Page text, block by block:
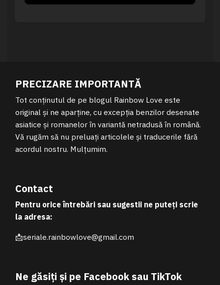
PRECIZARE IMPORTANTĂ
Tot conținutul de pe blogul Rainbow Love este
original și ne aparține, cu excepția benzilor desenate
asiatice și romanelor în variantă netradusă în română.
Vă rugăm să nu preluați articolele și traducerile fără
acordul nostru. Mulțumim.
Contact
Pentru orice întrebări sau sugestii ne puteți scrie
la adresa:
📩seriale.rainbowlove@gmail.com
Ne găsiți și pe Facebook sau TikTok